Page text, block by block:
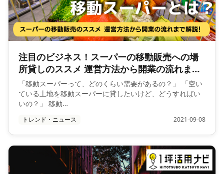
注目のビジネス！スーパーの移動販売への場
所貸しのススメ 運営方法から開業の流れまで
解説！
「移動スーパーって、どのくらい需要があるの？」 「空い
ている土地を移動スーパーに貸したいけど、どうすればい
いの？」 移動…
トレンド・ニュース 2021-09-08